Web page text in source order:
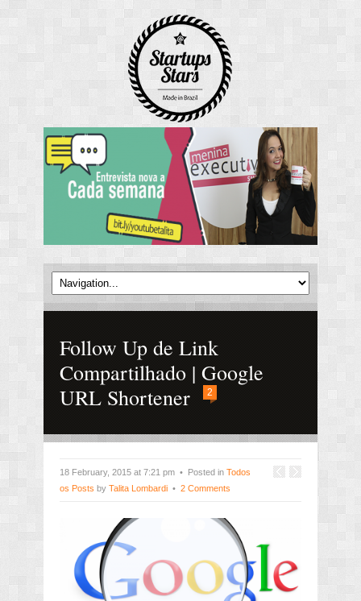
Follow Up de Link
Compartilhado | Google
URL Shortener
2
18 February, 2015 at 7:21 pm • Posted in Todos
os Posts by Talita Lombardi • 2 Comments